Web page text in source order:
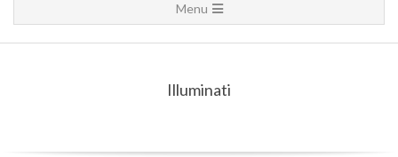
Navigation
Menu
Menu
Illuminati